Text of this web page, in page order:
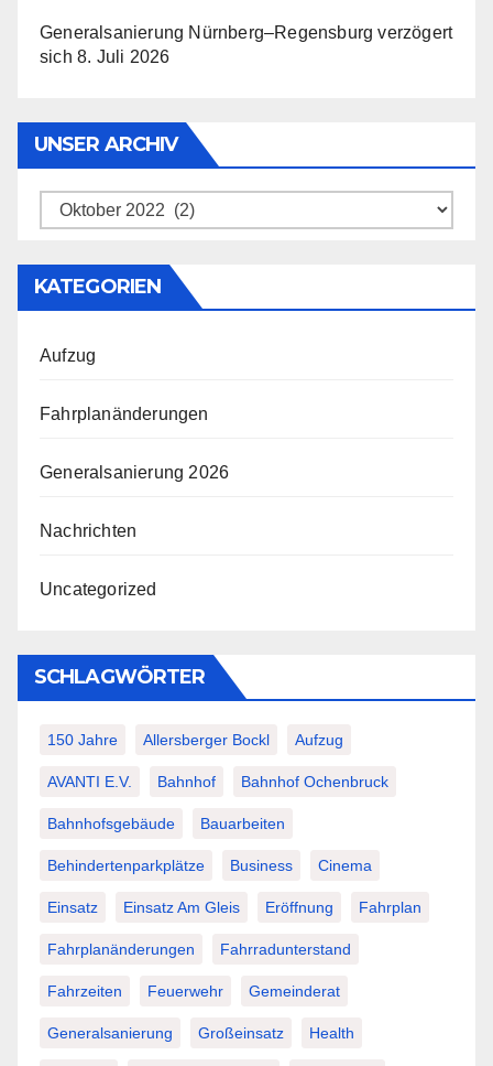
Generalsanierung Nürnberg–Regensburg verzögert
sich 8. Juli 2026
UNSER ARCHIV
Unser
KATEGORIEN
Aufzug
Fahrplanänderungen
Generalsanierung 2026
Nachrichten
Uncategorized
SCHLAGWÖRTER
150 Jahre Allersberger Bockl Aufzug
AVANTI E.V. Bahnhof Bahnhof Ochenbruck
Bahnhofsgebäude Bauarbeiten
Behindertenparkplätze Business Cinema
Einsatz Einsatz Am Gleis Eröffnung Fahrplan
Fahrplanänderungen Fahrradunterstand
Fahrzeiten Feuerwehr Gemeinderat
Generalsanierung Großeinsatz Health